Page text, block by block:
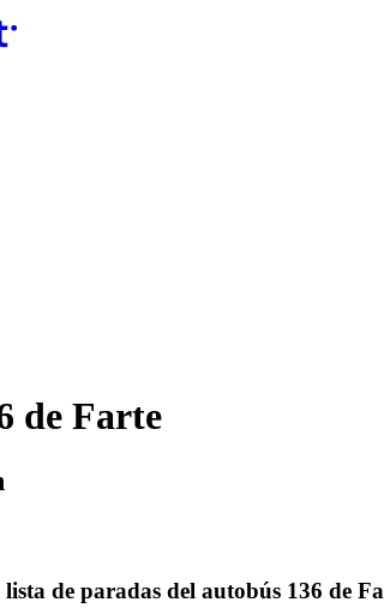
de Farte
de paradas del autobús 136 de